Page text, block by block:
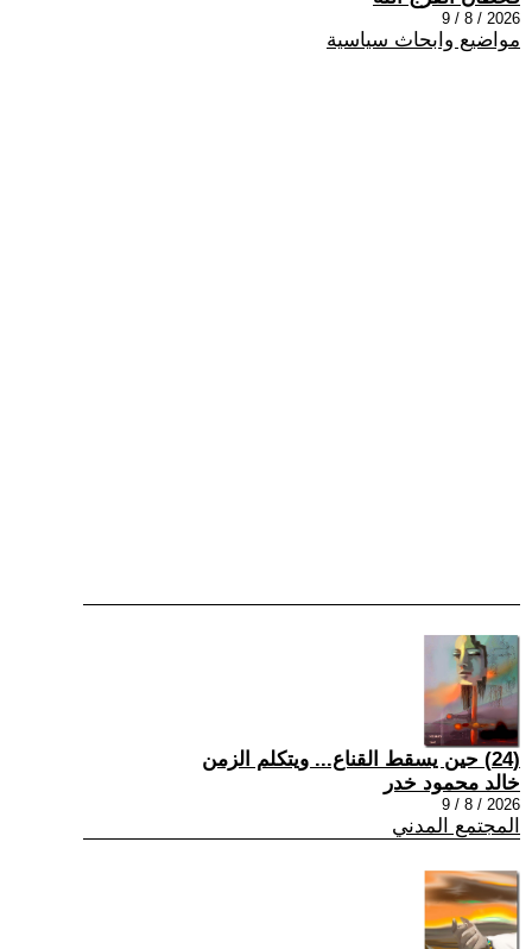
2026 / 8 / 9
مواضيع وابحاث سياسية
(24) حين يسقط القناع... ويتكلم الزمن
خالد محمود خدر
2026 / 8 / 9
المجتمع المدني